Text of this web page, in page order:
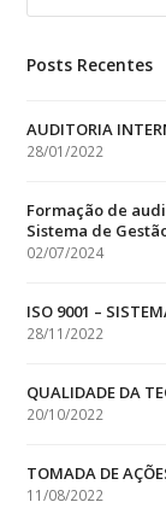
Posts Recentes
AUDITORIA
28/01/2022
Formação de
Sistema de
02/07/2024
ISO 9001 –
28/11/2022
QUALIDADE DA
20/10/2022
TOMADA DE
11/08/2022